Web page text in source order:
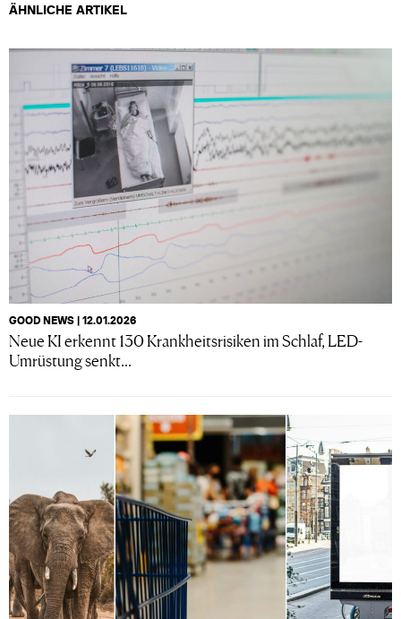
ÄHNLICHE ARTIKEL
GOOD NEWS | 12.01.2026
Neue KI erkennt 130 Krankheitsrisiken im Schlaf, LED-
Umrüstung senkt...